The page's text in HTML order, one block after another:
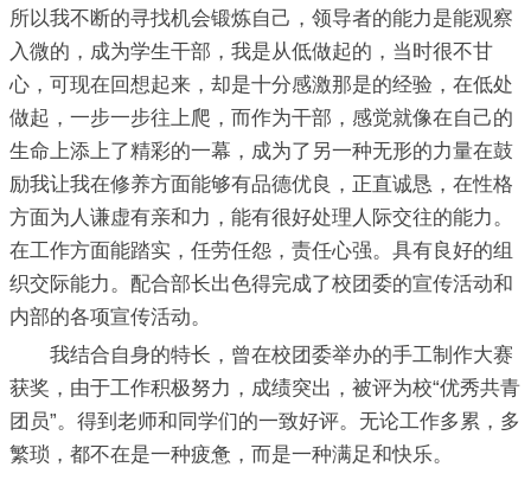
所以我不断的寻找机会锻炼自己，领导者的能力是能观察
入微的，成为学生干部，我是从低做起的，当时很不甘
心，可现在回想起来，却是十分感激那是的经验，在低处
做起，一步一步往上爬，而作为干部，感觉就像在自己的
生命上添上了精彩的一幕，成为了另一种无形的力量在鼓
励我让我在修养方面能够有品德优良，正直诚恳，在性格
方面为人谦虚有亲和力，能有很好处理人际交往的能力。
在工作方面能踏实，任劳任怨，责任心强。具有良好的组
织交际能力。配合部长出色得完成了校团委的宣传活动和
内部的各项宣传活动。
我结合自身的特长，曾在校团委举办的手工制作大赛
获奖，由于工作积极努力，成绩突出，被评为校“优秀共青
团员”。得到老师和同学们的一致好评。无论工作多累，多
繁琐，都不在是一种疲惫，而是一种满足和快乐。